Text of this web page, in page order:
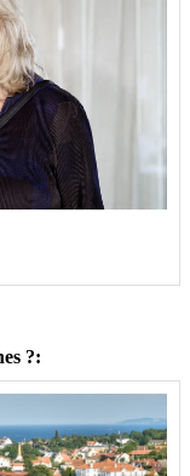
?: